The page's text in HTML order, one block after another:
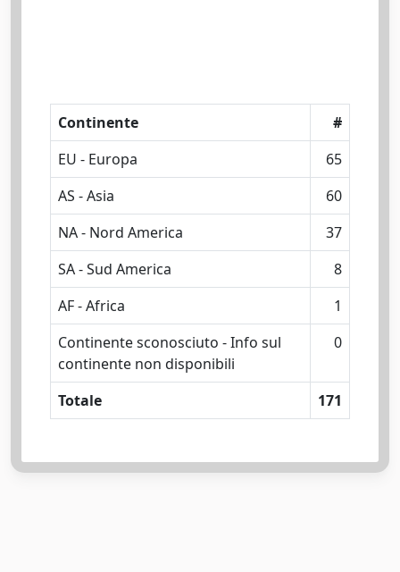
Continente
#
EU - Europa
65
AS - Asia
60
NA - Nord America
37
SA - Sud America
8
AF - Africa
1
Continente sconosciuto - Info sul
continente non disponibili
0
Totale 171